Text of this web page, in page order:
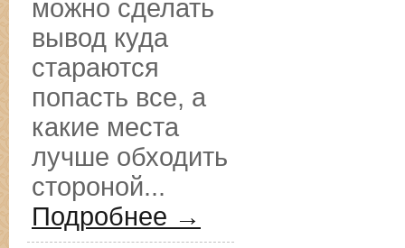
можно сделать
вывод куда
стараются
попасть все, а
какие места
лучше обходить
стороной...
Подробнее →